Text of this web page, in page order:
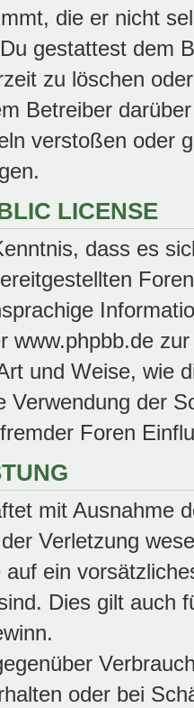
die er nicht
gestattest dem
zu löschen
Betreiber
verstoßen oder
LICENSE
dass es
www.phpbb.de
und Weise, wie
Verwendung der
Foren
mit Ausnahme
Verletzung
ein
Dies gilt auch
oder bei